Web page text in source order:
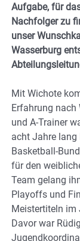
Aufgabe, für
Nachfolger zu
unser
Wasserburg
Mit Wichote
Erfahrung nach
und A-Trainer
acht Jahre lang
Basketball-
für den
Team gelang
Playoffs und
Meistertiteln im
Davor war